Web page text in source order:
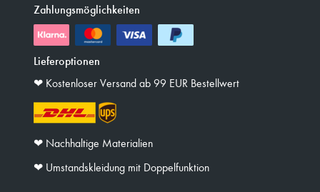
Zahlungsmöglichkeiten
Lieferoptionen
❤︎ Kostenloser Versand ab 99 EUR Bestellwert
❤︎ Nachhaltige Materialien
❤︎ Umstandskleidung mit Doppelfunktion